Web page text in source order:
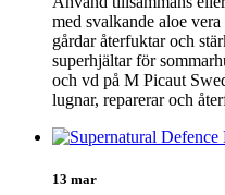
med svalkande aloe
gårdar återfuktar och
superhjältar för
och vd på M Picaut
lugnar, reparerar och
13 mar